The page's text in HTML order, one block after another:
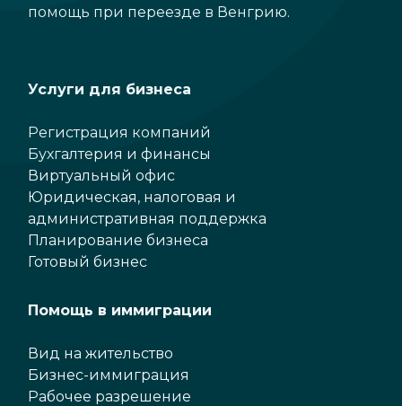
помощь при переезде в Венгрию.
Услуги для бизнеса
Регистрация компаний
Бухгалтерия и финансы
Виртуальный офис
Юридическая, налоговая и
административная поддержка
Планирование бизнеса
Готовый бизнес
Помощь в иммиграции
Вид на жительство
Бизнес-иммиграция
Рабочее разрешение